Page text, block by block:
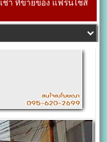
ช่า ที่ขายของ แฟรนไชส์